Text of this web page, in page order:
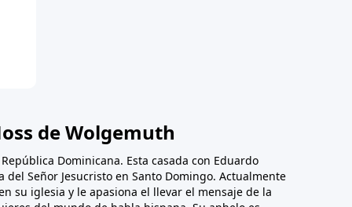
de Wolgemuth
Dominicana. Esta casada con Eduardo
Señor Jesucristo en Santo Domingo. Actualmente
su iglesia y le apasiona el llevar el mensaje de la